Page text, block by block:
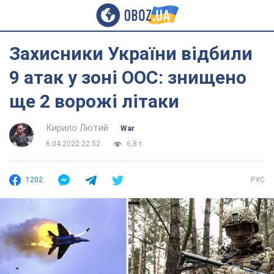
Захисники України відбили
9 атак у зоні ООС: знищено
ще 2 ворожі літаки
Кирило Лютий
War
6.04.2022 22:52
6,8 т.
1202 РУС